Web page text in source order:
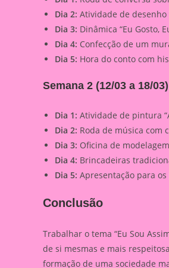
Dia 2: Atividade de desenho
Dia 3: Dinâmica “Eu Gosto,
Dia 4: Confecção de um
Dia 5: Hora do conto com
Semana 2 (12/03 a 18/
Dia 1: Atividade de pintura
Dia 2: Roda de música com
Dia 3: Oficina de
Dia 4: Brincadeiras
Dia 5: Apresentação para
Conclusão
Trabalhar o tema “Eu Sou
de si mesmas e mais
formação de uma sociedade